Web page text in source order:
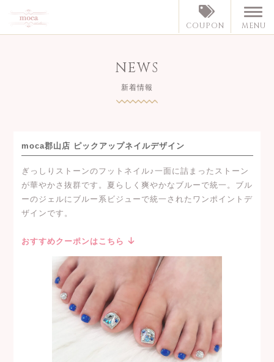
COUPON MENU
NEWS
新着情報
moca郡山店 ピックアップネイルデザイン
ぎっしりストーンのフットネイル♪一面に詰まったストーン
が華やかさ抜群です。夏らしく爽やかなブルーで統一。ブル
ーのジェルにブルー系ビジューで統一されたワンポイントデ
ザインです。
おすすめクーポンはこちら